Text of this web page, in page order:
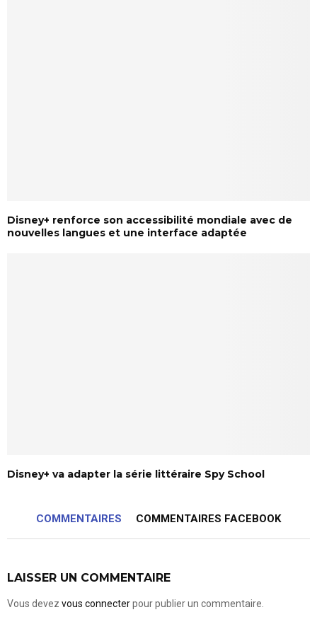
Disney+ renforce son accessibilité mondiale avec de
nouvelles langues et une interface adaptée
Disney+ va adapter la série littéraire Spy School
COMMENTAIRES COMMENTAIRES FACEBOOK
LAISSER UN COMMENTAIRE
Vous devez vous connecterpour publier un commentaire.